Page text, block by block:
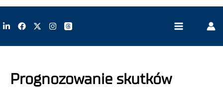
Prognozowanie skutków